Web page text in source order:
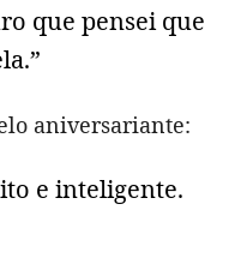
que pensei que
aniversariante:
e inteligente.